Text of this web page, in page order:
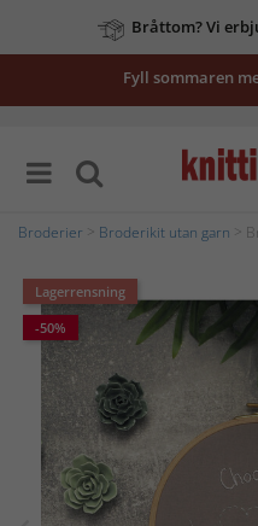
Bråttom? Vi
Fyll sommaren
Broderier Broderikit utan garn >
Lagerrensning
-50%